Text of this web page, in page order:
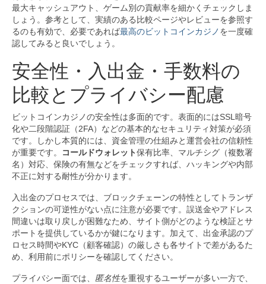
最大キャッシュアウト、ゲーム別の貢献率を細かくチェックしま
しょう。参考として、実績のある比較ページやレビューを参照す
るのも有効で、必要であれば最高のビットコインカジノ を一度確
認してみると良いでしょう。
安全性・入出金・手数料の
比較とプライバシー配慮
ビットコインカジノの安全性は多面的です。表面的にはSSL暗号
化や二段階認証（2FA）などの基本的なセキュリティ対策が必須
です。しかし本質的には、資金管理の仕組みと運営会社の信頼性
が重要です。
コールドウォレット保有比率、マルチシグ（複数署
名）対応、保険の有無などをチェックすれば、ハッキングや内部
不正に対する耐性が分かります。
入出金のプロセスでは、ブロックチェーンの特性としてトランザ
クションの可逆性がない点に注意が必要です。誤送金やアドレス
間違いは取り戻しが困難なため、サイト側がどのような検証とサ
ポートを提供しているかが鍵になります。加えて、出金承認のプ
ロセス時間やKYC（顧客確認）の厳しさも各サイトで差があるた
め、利用前にポリシーを確認してください。
プライバシー面では、 匿名性を重視するユーザーが多い一方で、